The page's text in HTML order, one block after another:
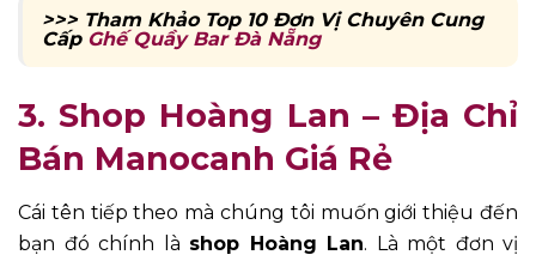
>>> Tham Khảo Top 10 Đơn Vị Chuyên Cung
Cấp Ghế Quầy Bar Đà Nẵng
3. Shop Hoàng Lan – Địa Chỉ
Bán Manocanh Giá Rẻ
Cái tên tiếp theo mà chúng tôi muốn giới thiệu đến
bạn đó chính là shop Hoàng Lan. Là một đơn vị